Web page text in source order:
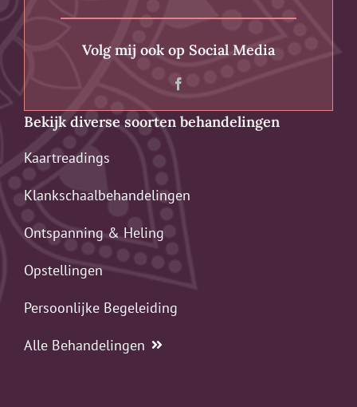
Volg mij ook op Social Media
Bekijk diverse soorten behandelingen
Kaartreadings
Klankschaalbehandelingen
Ontspanning & Heling
Opstellingen
Persoonlijke Begeleiding
Alle Behandelingen